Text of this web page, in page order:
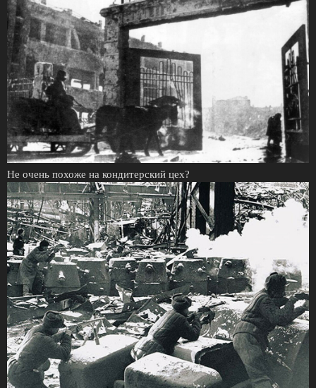
Не очень похоже на кондитерский цех?